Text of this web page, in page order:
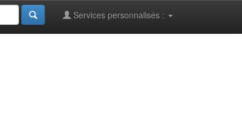
Services personnalisés :